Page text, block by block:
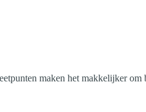
maken het makkelijker om